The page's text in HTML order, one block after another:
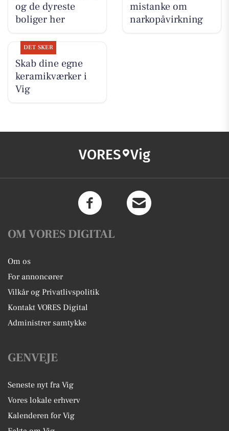
og de dyreste
boliger her
mistanke om
narkopåvirkning
DET SKER
Skab dine egne
keramikværker i
Vig
VORES Vig
OM VORES DIGITAL
Om os
For annoncører
Vilkår og Privatlivspolitik
Kontakt VORES Digital
Administrer samtykke
GENVEJE
Seneste nyt fra Vig
Vores lokale erhverv
Kalenderen for Vig